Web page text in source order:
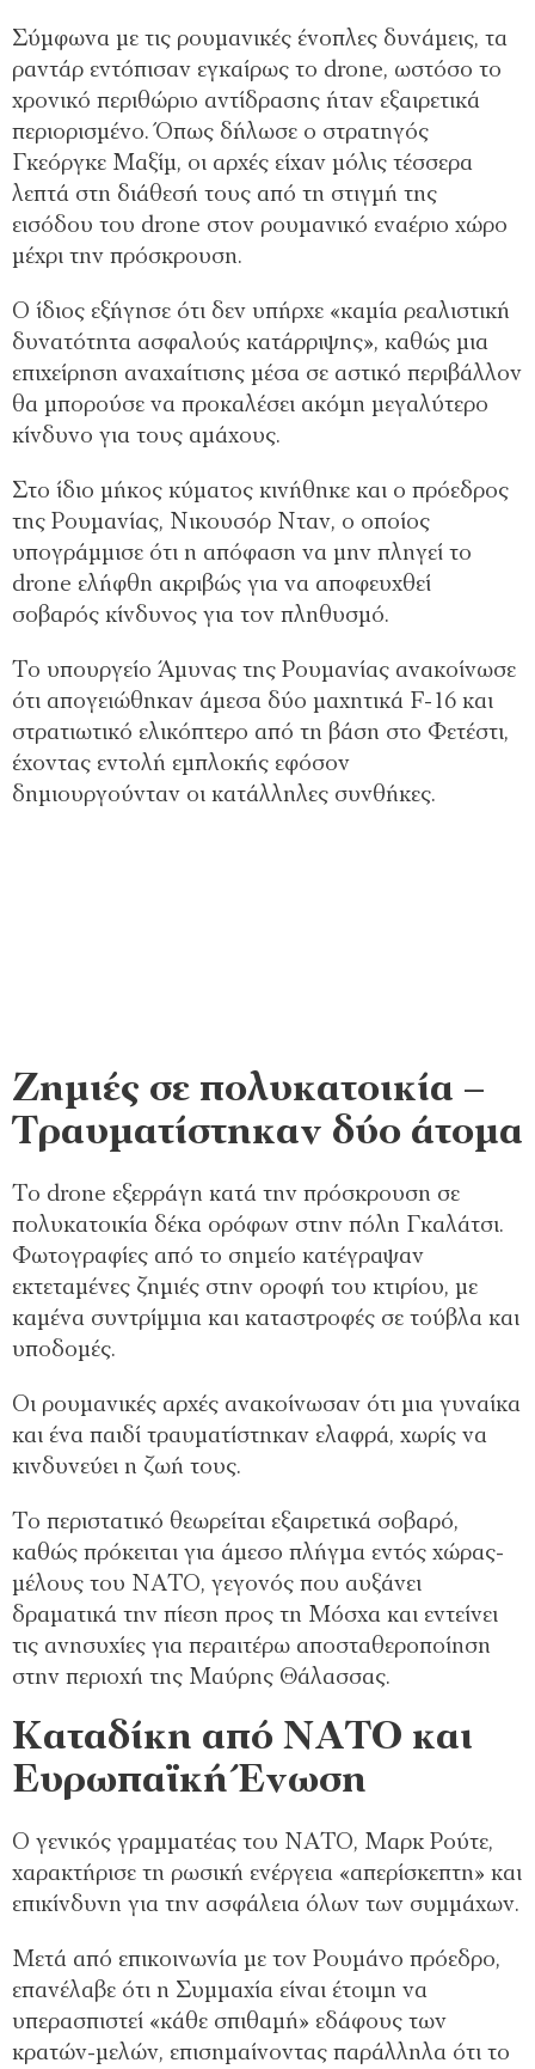
Σύμφωνα με τις ρουμανικές ένοπλες δυνάμεις, τα
ραντάρ εντόπισαν εγκαίρως το drone, ωστόσο το
χρονικό περιθώριο αντίδρασης ήταν εξαιρετικά
περιορισμένο. Όπως δήλωσε ο στρατηγός
Γκεόργκε Μαξίμ, οι αρχές είχαν μόλις τέσσερα
λεπτά στη διάθεσή τους από τη στιγμή της
εισόδου του drone στον ρουμανικό εναέριο χώρο
μέχρι την πρόσκρουση.
Ο ίδιος εξήγησε ότι δεν υπήρχε «καμία ρεαλιστική
δυνατότητα ασφαλούς κατάρριψης», καθώς μια
επιχείρηση αναχαίτισης μέσα σε αστικό περιβάλλον
θα μπορούσε να προκαλέσει ακόμη μεγαλύτερο
κίνδυνο για τους αμάχους.
Στο ίδιο μήκος κύματος κινήθηκε και ο πρόεδρος
της Ρουμανίας, Νικουσόρ Νταν, ο οποίος
υπογράμμισε ότι η απόφαση να μην πληγεί το
drone ελήφθη ακριβώς για να αποφευχθεί
σοβαρός κίνδυνος για τον πληθυσμό.
Το υπουργείο Άμυνας της Ρουμανίας ανακοίνωσε
ότι απογειώθηκαν άμεσα δύο μαχητικά F-16 και
στρατιωτικό ελικόπτερο από τη βάση στο Φετέστι,
έχοντας εντολή εμπλοκής εφόσον
δημιουργούνταν οι κατάλληλες συνθήκες.
Ζημιές σε πολυκατοικία –
Τραυματίστηκαν δύο άτομα
Το drone εξερράγη κατά την πρόσκρουση σε
πολυκατοικία δέκα ορόφων στην πόλη Γκαλάτσι.
Φωτογραφίες από το σημείο κατέγραψαν
εκτεταμένες ζημιές στην οροφή του κτιρίου, με
καμένα συντρίμμια και καταστροφές σε τούβλα και
υποδομές.
Οι ρουμανικές αρχές ανακοίνωσαν ότι μια γυναίκα
και ένα παιδί τραυματίστηκαν ελαφρά, χωρίς να
κινδυνεύει η ζωή τους.
Το περιστατικό θεωρείται εξαιρετικά σοβαρό,
καθώς πρόκειται για άμεσο πλήγμα εντός χώρας-
μέλους του ΝΑΤΟ, γεγονός που αυξάνει
δραματικά την πίεση προς τη Μόσχα και εντείνει
τις ανησυχίες για περαιτέρω αποσταθεροποίηση
στην περιοχή της Μαύρης Θάλασσας.
Καταδίκη από ΝΑΤΟ και
Ευρωπαϊκή Ένωση
Ο γενικός γραμματέας του ΝΑΤΟ, Μαρκ Ρούτε,
χαρακτήρισε τη ρωσική ενέργεια «απερίσκεπτη» και
επικίνδυνη για την ασφάλεια όλων των συμμάχων.
Μετά από επικοινωνία με τον Ρουμάνο πρόεδρο,
επανέλαβε ότι η Συμμαχία είναι έτοιμη να
υπερασπιστεί «κάθε σπιθαμή» εδάφους των
κρατών-μελών, επισημαίνοντας παράλληλα ότι το